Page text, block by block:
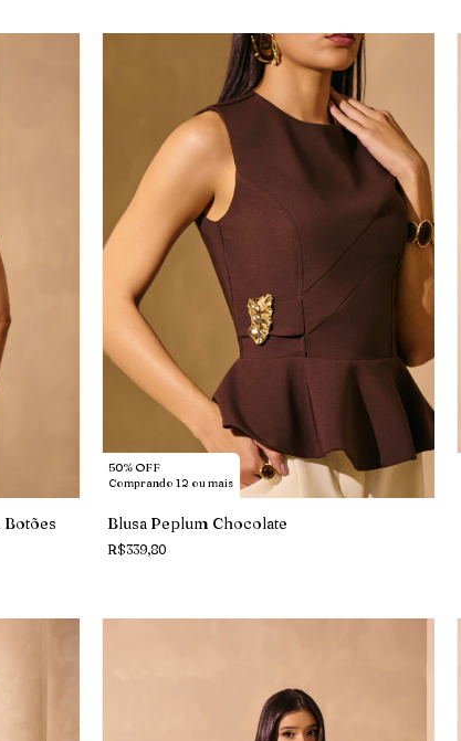
50% OFF
Comprando 12 ou mais
Blusa Peplum Chocolate
R$339,80